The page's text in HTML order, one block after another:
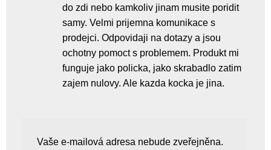
do zdi nebo kamkoliv jinam musite poridit
samy. Velmi prijemna komunikace s
prodejci. Odpovidaji na dotazy a jsou
ochotny pomoct s problemem. Produkt mi
funguje jako policka, jako skrabadlo zatim
zajem nulovy. Ale kazda kocka je jina.
Vaše e-mailová adresa nebude zveřejněna.